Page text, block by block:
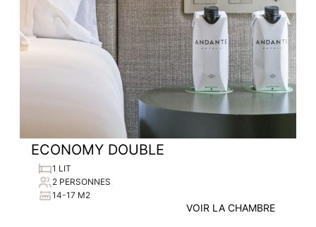
ECONOMY DOUBLE
1 LIT
2 PERSONNES
14-17 M2
VOIR LA CHAMBRE